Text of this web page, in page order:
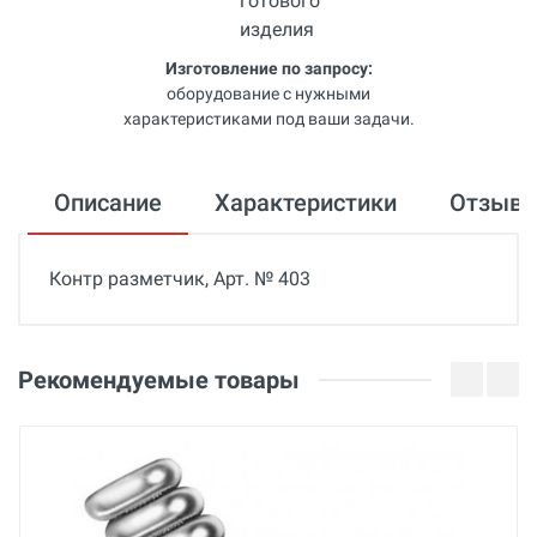
Изготовление по запросу:
оборудование с нужными
характеристиками под ваши задачи.
Описание Характеристики
Контр разметчик, Арт. № 403
36 месяцев
Бренд
Оценка
Рекомендуемые товары